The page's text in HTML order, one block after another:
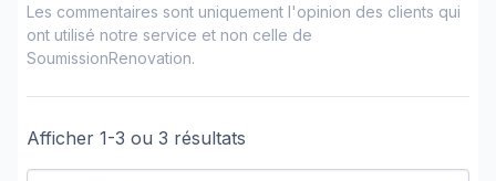
Montréal (Nord: Saint-Laurent à Montréal-Nord)
Montréal (Ouest de l'île: Pierrefonds à Senneville)
Montréal (Sud: Lachine à Verdun)
Les commentaires sont uniquement l'opinion des clients qui
ont utilisé notre service et non celle de
SoumissionRenovation.
Afficher 1-3 ou 3 résultats